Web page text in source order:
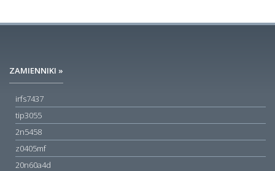
ZAMIENNIKI »
irfs7437
tip3055
2n5458
z0405mf
20n60a4d